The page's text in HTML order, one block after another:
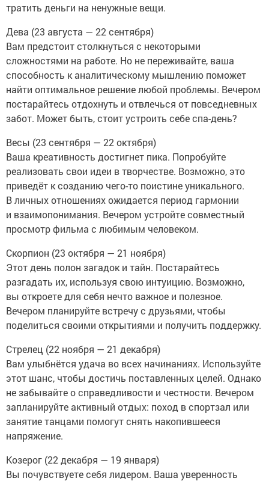
тратить деньги на ненужные вещи.
Дева (23 августа — 22 сентября)
Вам предстоит столкнуться с некоторыми
сложностями на работе. Но не переживайте, ваша
способность к аналитическому мышлению поможет
найти оптимальное решение любой проблемы. Вечером
постарайтесь отдохнуть и отвлечься от повседневных
забот. Может быть, стоит устроить себе спа-день?
Весы (23 сентября — 22 октября)
Ваша креативность достигнет пика. Попробуйте
реализовать свои идеи в творчестве. Возможно, это
приведёт к созданию чего-то поистине уникального.
В личных отношениях ожидается период гармонии
и взаимопонимания. Вечером устройте совместный
просмотр фильма с любимым человеком.
Скорпион (23 октября — 21 ноября)
Этот день полон загадок и тайн. Постарайтесь
разгадать их, используя свою интуицию. Возможно,
вы откроете для себя нечто важное и полезное.
Вечером планируйте встречу с друзьями, чтобы
поделиться своими открытиями и получить поддержку.
Стрелец (22 ноября — 21 декабря)
Вам улыбнётся удача во всех начинаниях. Используйте
этот шанс, чтобы достичь поставленных целей. Однако
не забывайте о справедливости и честности. Вечером
запланируйте активный отдых: поход в спортзал или
занятие танцами помогут снять накопившееся
напряжение.
Козерог (22 декабря — 19 января)
Вы почувствуете себя лидером. Ваша уверенность